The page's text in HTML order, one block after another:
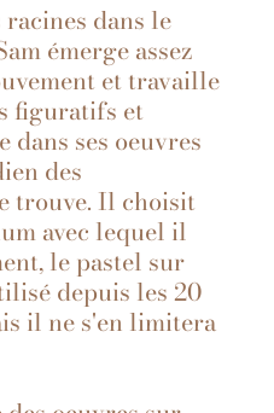
dans le
émerge assez
et travaille
figuratifs et
ses oeuvres
des
trouve. Il choisit
avec lequel il
le pastel sur
depuis les 20
il ne s'en limitera